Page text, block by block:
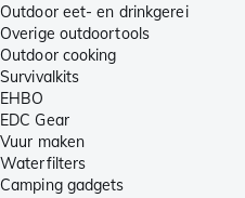
Outdoor eet- en drinkgerei
Overige outdoortools
Outdoor cooking
Survivalkits
EHBO
EDC Gear
Vuur maken
Waterfilters
Camping gadgets